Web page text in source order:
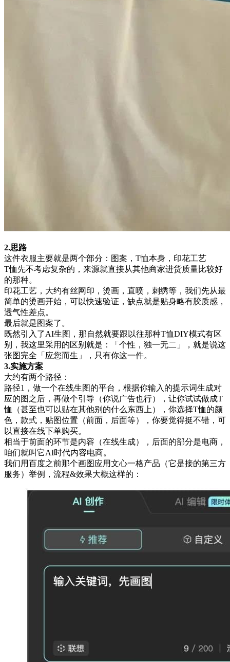
2.思路
这件衣服主要就是两个部分：图案，T恤本身，印花工艺
T恤先不考虑复杂的，来源就直接从其他商家进货质量比较好
的那种。
印花工艺，大约有丝网印，烫画，直喷，刺绣等，我们先从最
简单的烫画开始，可以快速验证，缺点就是贴身略有胶质感，
透气性差点。
最后就是图案了。
既然引入了AI生图，那自然就要跟以往那种T恤DIY模式有区
别，我这里采用的区别就是：「个性，独一无二」，就是说这
张图完全「应您而生」，只有你这一件。
3.实施方案
大约有两个路径：
路径1，做一个在线生图的平台，根据你输入的提示词生成对
应的图之后，再做个引导（你说广告也行），让你试试做成T
恤（甚至也可以贴在其他别的什么东西上），你选择T恤的颜
色，款式，贴图位置（前面，后面等），你要觉得挺不错，可
以直接在线下单购买。
相当于前面的环节是内容（在线生成），后面的部分是电商，
咱们就叫它AI时代内容电商。
我们用百度之前那个画图应用文心一格产品（它是接的第三方
服务）举例，流程&效果大概这样的：